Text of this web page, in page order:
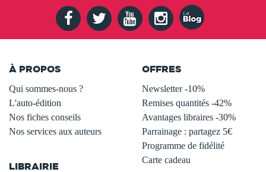
À PROPOS
Qui sommes-nous ?
L'auto-édition
Nos fiches conseils
Nos services aux auteurs
LIBRAIRIE
OFFRES
Newsletter -10%
Remises quantités -42%
Avantages libraires -30%
Parrainage : partagez 5€
Programme de fidélité
Carte cadeau